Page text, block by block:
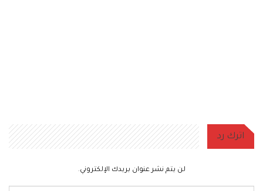
اترك رد
لن يتم نشر عنوان بريدك الإلكتروني.